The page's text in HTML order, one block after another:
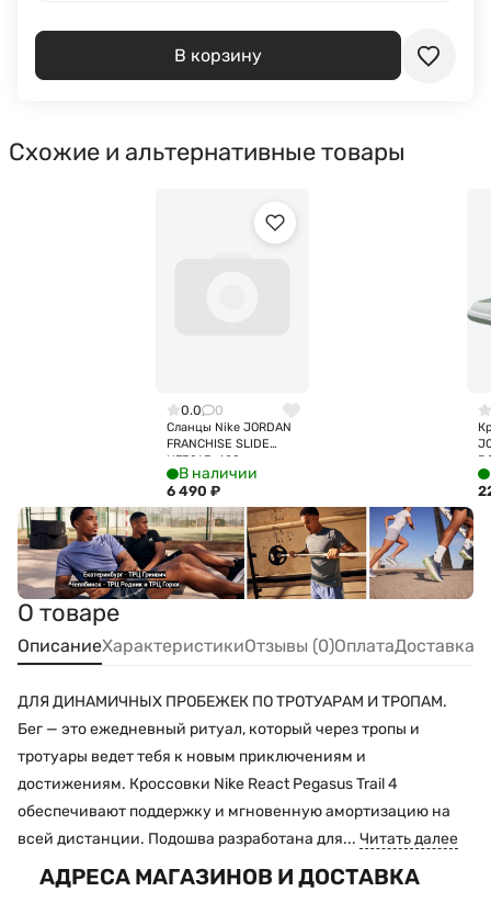
В корзину
Схожие и альтернативные товары
0.0 0
Сланцы Nike JORDAN
FRANCHISE SLIDE
HF3263-402
В наличии
6 490 ₽
О товаре
ОписаниеХарактеристикиОтзывы (0)ОплатаДоставка
ДЛЯ ДИНАМИЧНЫХ ПРОБЕЖЕК ПО ТРОТУАРАМ И ТРОПАМ.
Бег — это ежедневный ритуал, который через тропы и
тротуары ведет тебя к новым приключениям и
достижениям. Кроссовки Nike React Pegasus Trail 4
обеспечивают поддержку и мгновенную амортизацию на
всей дистанции. Подошва разработана для... Читать далее
АДРЕСА МАГАЗИНОВ И ДОСТАВКА